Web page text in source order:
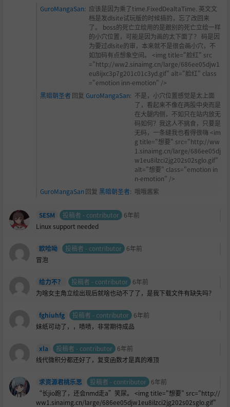
GuroMangaSan: 应该是因为乘了time.FixedDealtaTime. 英文文
档是发dlsite试玩版的时候搞的，忘了改回来
了。 boss的死亡立绘用的是跟别的死亡立绘一样
的小穴位置，可能是因为画的太下面了？ 码是因
为要过dlsite的审，本来就不是很会画小穴，不
如加码有点想象空间。 <img title="脸红" src
="http://ww2.sinaimg.cn/large/686ee05djw1
eu8ijxc3p7g201c01c3yd.gif" alt="脸红" class
="emotion inn-emotion" />
黑暗朝圣者回复 GuroMangaSan: 不是，小穴位置感觉是太上面
了，看起来不像在两股中央而是
在大腿内侧，不如只在站内放无
码如何？我这人不挑食，只要是
无码，一条缝我也看得很嗨 <im
g title="想要" src="http://ww
1.sinaimg.cn/large/686ee05dj
w1eu8ilzci2jg202s02sglo.gif"
alt="想要" class="emotion in
n-emotion" />
GuroMangaSan回复 黑暗朝圣者: 哦哦酱紫
SESM 投稿者 - contributor 6年前
Linux support needed
欧哈呦 投稿者 - contributor 6年前
冒泡
给力不？ 投稿者 - contributor 6年前
为啥女主角立绘出现后就啥也动不了了，是我下载文件有缺失吗？
fghiuhfg 投稿者 - contributor 6年前
妹纸可动了，，啧啧，非常期待成品
xla 投稿者 - contributor 6年前
线代微积分都还好了，复变函数才是真的难顶
求资源君桃乐思 投稿者 - contributor 6年前
“长jio跑了，还会nmd走a”笑尿。 <img title="想要" src="http://
ww1.sinaimg.cn/large/686ee05djw1eu8ilzci2jg202s02sglo.gif"